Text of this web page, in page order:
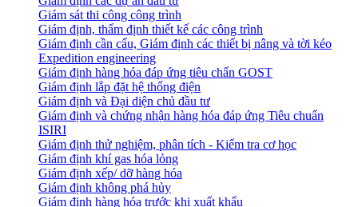
Giám sát thi công công trình
Giám định, thẩm định thiết kế các công trình
Giám định cần cẩu, Giám định các thiết bị nâng và tời kéo
Expedition engineering
Giám định hàng hóa đáp ứng tiêu chẩn GOST
Giám định lắp đặt hệ thống điện
Giám định và Đại diện chủ đầu tư
Giám định và chứng nhận hàng hóa đáp ứng Tiêu chuẩn
ISIRI
Giám định thử nghiệm, phân tích - Kiểm tra cơ học
Giám định khí gas hóa lỏng
Giám định xếp/ dỡ hàng hóa
Giám định không phá hủy
Giám định hàng hóa trước khi xuất khẩu